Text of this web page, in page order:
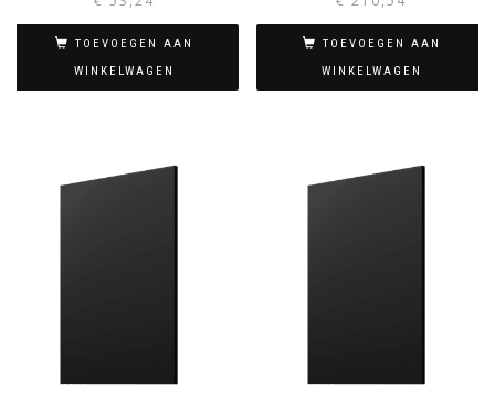
TOEVOEGEN AAN
WINKELWAGEN
TOEVOEGEN AAN
WINKELWAGEN